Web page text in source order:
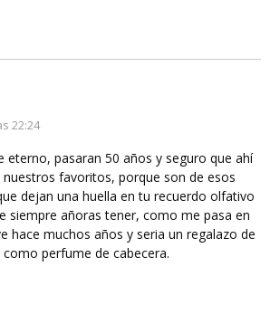
22:24
eterno, pasaran 50 años y seguro que ahí
favoritos, porque son de esos
dejan una huella en tu recuerdo olfativo
siempre añoras tener, como me pasa en
hace muchos años y seria un regalazo de
perfume de cabecera.